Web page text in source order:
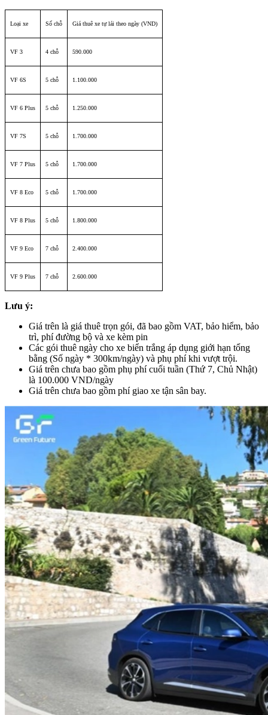
Loại xe Số chỗ Giá thuê xe tự lái theo ngày (VND)
VF 3 4 chỗ 590.000
VF 6S 5 chỗ 1.100.000
VF 6 Plus 5 chỗ 1.250.000
VF 7S 5 chỗ 1.700.000
VF 7 Plus 5 chỗ 1.700.000
VF 8 Eco 5 chỗ 1.700.000
VF 8 Plus 5 chỗ 1.800.000
VF 9 Eco 7 chỗ 2.400.000
VF 9 Plus 7 chỗ 2.600.000
Lưu ý:
Giá trên là giá thuê trọn gói, đã bao gồm VAT, bảo hiểm, bảo
trì, phí đường bộ và xe kèm pin
Các gói thuê ngày cho xe biển trắng áp dụng giới hạn tổng
bằng (Số ngày * 300km/ngày) và phụ phí khi vượt trội.
Giá trên chưa bao gồm phụ phí cuối tuần (Thứ 7, Chủ Nhật)
là 100.000 VND/ngày
Giá trên chưa bao gồm phí giao xe tận sân bay.